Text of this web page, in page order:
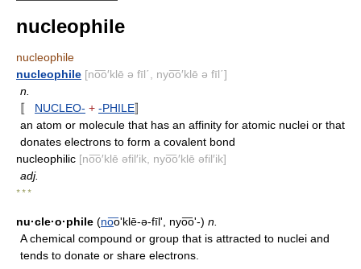
nucleophile
nucleophile
nucleophile [no͞o′klē ə fīl΄, nyo͞o′klē ə fīl΄]
n.
〚 NUCLEO- + -PHILE〛
an atom or molecule that has an affinity for atomic nuclei or that
donates electrons to form a covalent bond
nucleophilic [no͞o′klē əfil′ik, nyo͞o′klē əfil′ik]
adj.
* * *
nu·cle·o·phile (no͞oʹklē-ə-fīl', nyo͞oʹ-) n.
A chemical compound or group that is attracted to nuclei and
tends to donate or share electrons.